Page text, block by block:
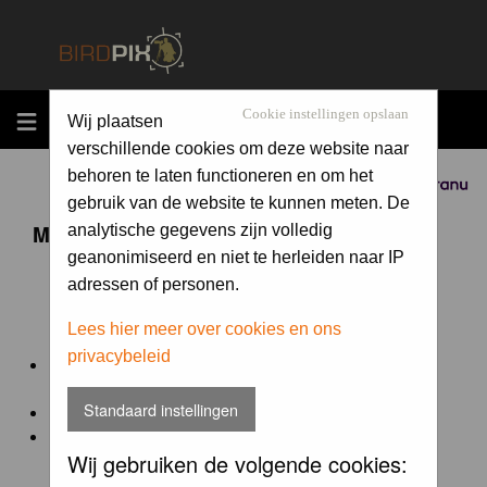
MENU
Sponsored by
Cookie instellingen opslaan
Wij plaatsen
verschillende cookies om deze website naar
behoren te laten functioneren en om het
gebruik van de website te kunnen meten. De
analytische gegevens zijn volledig
geanonimiseerd en niet te herleiden naar IP
adressen of personen.
Lees hier meer over cookies en ons
privacybeleid
Standaard instellingen
Wij gebruiken de volgende cookies:
Maandopdracht 'lentekriebels'
De maandopdracht van Birdpix is een competitie voor
en door de Birdpix fotografen community:
Het onderwerp van de opdracht wordt bepaald door de
winnaar van de laatste maandopdracht
De community nomineert de winnaar.
Geregistreerde gebruikers van Birdpix kunnen onder
deze voorwaardendeelnemen.